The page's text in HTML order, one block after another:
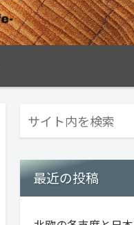
最近の投稿